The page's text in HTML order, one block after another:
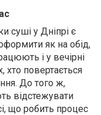
суші у Дніпрі є
як на обід,
і у вечірні
хто повертається
До того ж,
відстежувати
що робить процес